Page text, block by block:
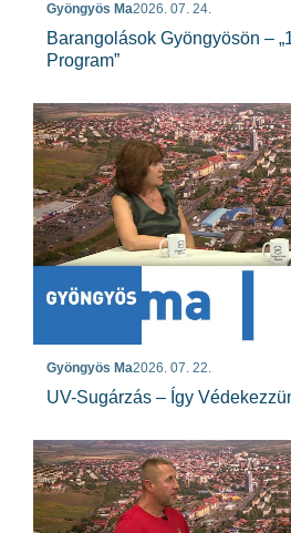
Gyöngyös Ma2026. 07. 24.
Barangolások Gyöngyösön –
Program”
Gyöngyös Ma2026. 07. 22.
UV-Sugárzás – Így